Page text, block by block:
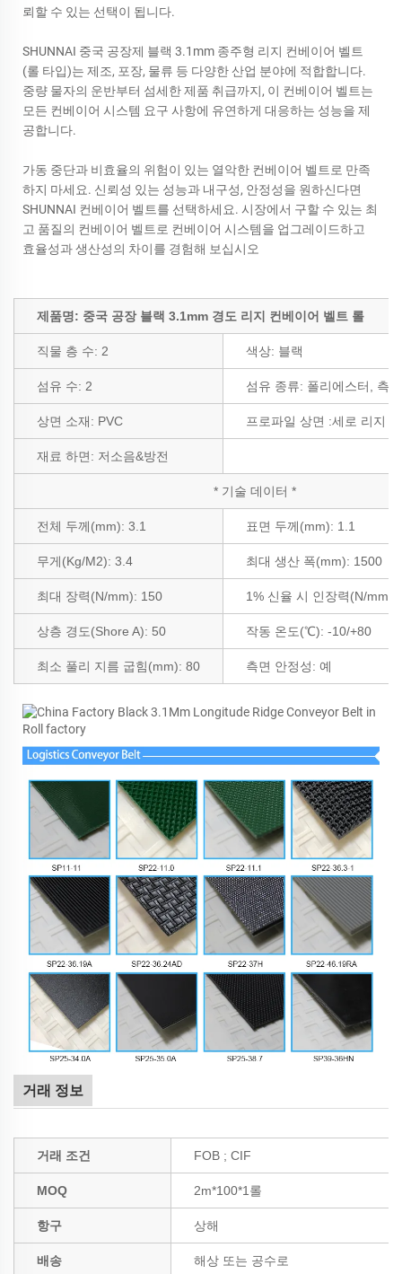
뢰할 수 있는 선택이 됩니다.
SHUNNAI 중국 공장제 블랙 3.1mm 종주형 리지 컨베이어 벨트
(롤 타입)는 제조, 포장, 물류 등 다양한 산업 분야에 적합합니다.
중량 물자의 운반부터 섬세한 제품 취급까지, 이 컨베이어 벨트는
모든 컨베이어 시스템 요구 사항에 유연하게 대응하는 성능을 제
공합니다.
가동 중단과 비효율의 위험이 있는 열악한 컨베이어 벨트로 만족
하지 마세요. 신뢰성 있는 성능과 내구성, 안정성을 원하신다면
SHUNNAI 컨베이어 벨트를 선택하세요. 시장에서 구할 수 있는 최
고 품질의 컨베이어 벨트로 컨베이어 시스템을 업그레이드하고
효율성과 생산성의 차이를 경험해 보십시오
제품명: 중국 공장 블랙 3.1mm 경도 리지 컨베이어 벨트 롤
직물 층 수: 2 색상: 블랙
섬유 수: 2 섬유 종류: 폴리에스터, 측
상면 소재: PVC 프로파일 상면 :세로 리지
재료 하면: 저소음&방전
* 기술 데이터 *
전체 두께(mm): 3.1 표면 두께(mm): 1.1
무게(Kg/M2): 3.4 최대 생산 폭(mm): 1500
최대 장력(N/mm): 150 1% 신율 시 인장력(N/mm):
상층 경도(Shore A): 50 작동 온도(℃): -10/+80
최소 풀리 지름 굽힘(mm): 80 측면 안정성: 예
거래 정보
거래 조건 FOB ; CIF
MOQ 2m*100*1롤
항구 상해
배송 해상 또는 공수로